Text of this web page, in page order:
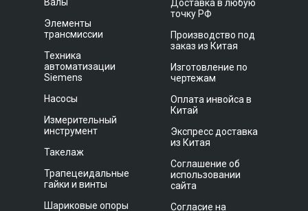
Элементы
трансмиссии
Техника
автоматизации
Siemens
Насосы
Измерительный
инструмент
Такелаж
Трапецеидальные
гайки и винты
Шариковые опоры
Доставка в любую
точку РФ
Производство под
заказ из Китая
Изготовление по
чертежам
Оплата инвойса в
Китай
Экспресс доставка
из Китая
Соглашение об
использовании
сайта
Согласие на